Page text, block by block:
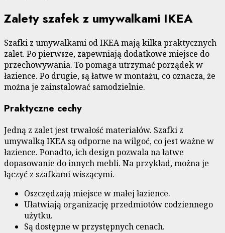
Zalety szafek z umywalkami IKEA
Szafki z umywalkami od IKEA mają kilka praktycznych
zalet. Po pierwsze, zapewniają dodatkowe miejsce do
przechowywania. To pomaga utrzymać porządek w
łazience. Po drugie, są łatwe w montażu, co oznacza, że
można je zainstalować samodzielnie.
Praktyczne cechy
Jedną z zalet jest trwałość materiałów. Szafki z
umywalką IKEA są odporne na wilgoć, co jest ważne w
łazience. Ponadto, ich design pozwala na łatwe
dopasowanie do innych mebli. Na przykład, można je
łączyć z szafkami wiszącymi.
Oszczędzają miejsce w małej łazience.
Ułatwiają organizację przedmiotów codziennego
użytku.
Są dostępne w przystępnych cenach.